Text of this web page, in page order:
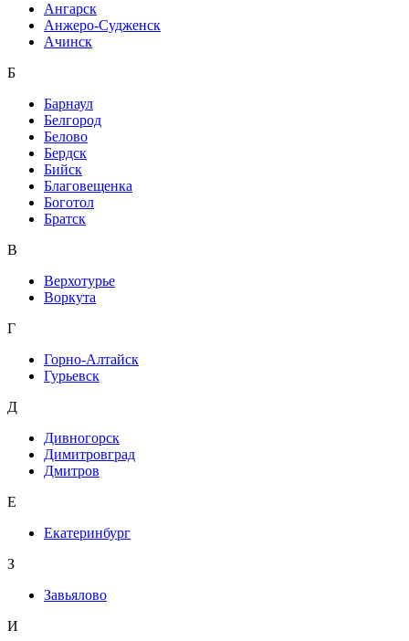
Ангарск
Анжеро-Судженск
Ачинск
Б
Барнаул
Белгород
Белово
Бердск
Бийск
Благовещенка
Боготол
Братск
В
Верхотурье
Воркута
Г
Горно-Алтайск
Гурьевск
Д
Дивногорск
Димитровград
Дмитров
Е
Екатеринбург
З
Завьялово
И